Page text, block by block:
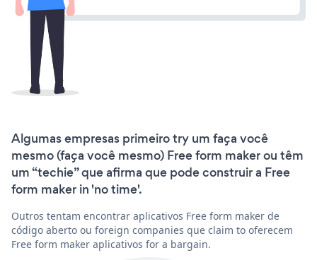
Algumas empresas primeiro try um faça você
mesmo (faça você mesmo) Free form maker ou têm
um “techie” que afirma que pode construir a Free
form maker in 'no time'.
Outros tentam encontrar aplicativos Free form maker de
código aberto ou foreign companies que claim to oferecem
Free form maker aplicativos for a bargain.